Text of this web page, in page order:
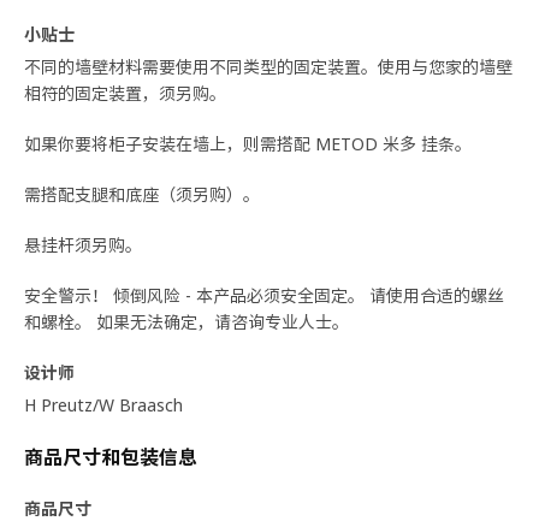
小贴士
不同的墙壁材料需要使用不同类型的固定装置。使用与您家的墙壁
相符的固定装置，须另购。
如果你要将柜子安装在墙上，则需搭配 METOD 米多 挂条。
需搭配支腿和底座（须另购）。
悬挂杆须另购。
安全警示！ 倾倒风险 - 本产品必须安全固定。 请使用合适的螺丝
和螺栓。 如果无法确定，请咨询专业人士。
设计师
H Preutz/W Braasch
商品尺寸和包装信息
商品尺寸